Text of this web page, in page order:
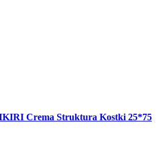
Crema Struktura Kostki 25*75